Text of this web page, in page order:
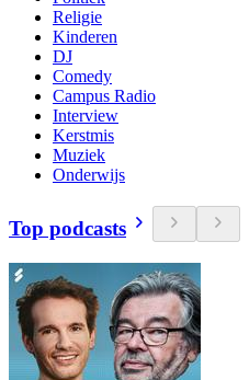
Religie
Kinderen
DJ
Comedy
Campus Radio
Interview
Kerstmis
Muziek
Onderwijs
Top podcasts